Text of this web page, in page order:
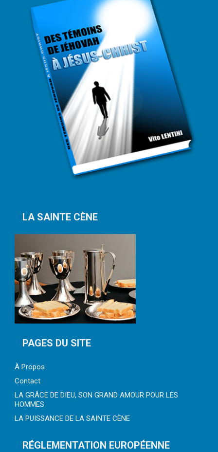
LA SAINTE CÈNE
PAGES DU SITE
À Propos
Contact
LA GRÂCE DE DIEU, SON GRAND AMOUR POUR LES
HOMMES
LA PUISSANCE DE LA SAINTE CÈNE
RÉGLEMENTATION EUROPÉENNE